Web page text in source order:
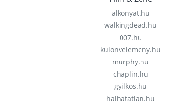
alkonyat.hu
walkingdead.hu
007.hu
kulonvelemeny.hu
murphy.hu
chaplin.hu
gyilkos.hu
halhatatlan.hu